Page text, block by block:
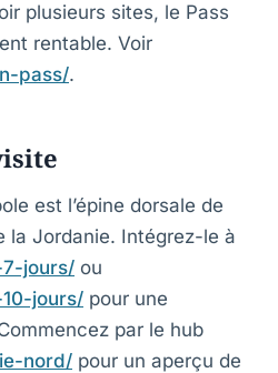
plusieurs sites, le Pass
rentable. Voir
pass/.
est l’épine dorsale de
la Jordanie. Intégrez-le à
jours/ ou
jours/ pour une
par le hub
nord/ pour un aperçu de